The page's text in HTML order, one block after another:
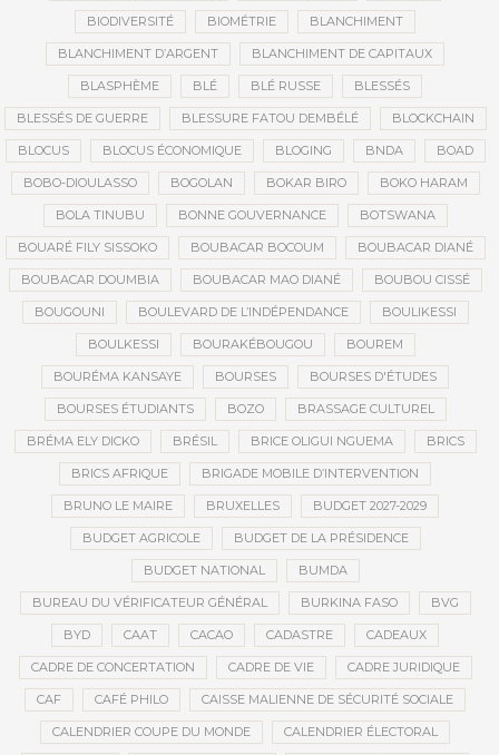
BIODIVERSITÉ BIOMÉTRIE BLANCHIMENT
BLANCHIMENT D’ARGENT BLANCHIMENT DE CAPITAUX
BLASPHÈME BLÉ BLÉ RUSSE BLESSÉS
BLESSÉS DE GUERRE BLESSURE FATOU DEMBÉLÉ BLOCKCHAIN
BLOCUS BLOCUS ÉCONOMIQUE BLOGING BNDA BOAD
BOBO-DIOULASSO BOGOLAN BOKAR BIRO BOKO HARAM
BOLA TINUBU BONNE GOUVERNANCE BOTSWANA
BOUARÉ FILY SISSOKO BOUBACAR BOCOUM BOUBACAR DIANÉ
BOUBACAR DOUMBIA BOUBACAR MAO DIANÉ BOUBOU CISSÉ
BOUGOUNI BOULEVARD DE L’INDÉPENDANCE BOULIKESSI
BOULKESSI BOURAKÉBOUGOU BOUREM
BOURÉMA KANSAYE BOURSES BOURSES D'ÉTUDES
BOURSES ÉTUDIANTS BOZO BRASSAGE CULTUREL
BRÉMA ELY DICKO BRÉSIL BRICE OLIGUI NGUEMA BRICS
BRICS AFRIQUE BRIGADE MOBILE D’INTERVENTION
BRUNO LE MAIRE BRUXELLES BUDGET 2027-2029
BUDGET AGRICOLE BUDGET DE LA PRÉSIDENCE
BUDGET NATIONAL BUMDA
BUREAU DU VÉRIFICATEUR GÉNÉRAL BURKINA FASO BVG
BYD CAAT CACAO CADASTRE CADEAUX
CADRE DE CONCERTATION CADRE DE VIE CADRE JURIDIQUE
CAF CAFÉ PHILO CAISSE MALIENNE DE SÉCURITÉ SOCIALE
CALENDRIER COUPE DU MONDE CALENDRIER ÉLECTORAL